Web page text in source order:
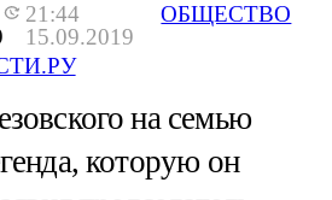
21:44
15.09.2019
ОБЩЕСТВО
на семью
которую он